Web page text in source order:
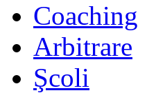
Coaching
Arbitrare
Şcoli